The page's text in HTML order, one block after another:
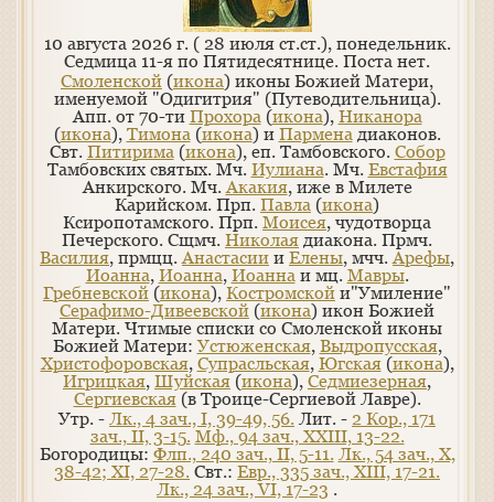
10 августа 2026 г. ( 28 июля ст.ст.), понедельник.
Седмица 11-я по Пятидесятнице. Поста нет.
Смоленской (икона) иконы Божией Матери,
именуемой "Одигитрия" (Путеводительница).
Апп. от 70-ти Прохора (икона), Никанора
(икона), Тимона (икона) и Пармена диаконов.
Свт. Питирима (икона), еп. Тамбовского. Собор
Тамбовских святых. Мч. Иулиана. Мч. Евстафия
Анкирского. Мч. Акакия, иже в Милете
Карийском. Прп. Павла (икона)
Ксиропотамского. Прп. Моисея, чудотворца
Печерского. Сщмч. Николая диакона. Прмч.
Василия, прмцц. Анастасии и Елены, мчч. Арефы,
Иоанна, Иоанна, Иоанна и мц. Мавры.
Гребневской (икона), Костромской и"Умиление"
Серафимо-Дивеевской (икона) икон Божией
Матери. Чтимые списки со Смоленской иконы
Божией Матери:Устюженская, Выдропусская,
Христофоровская, Супрасльская, Югская(икона),
Игрицкая, Шуйская (икона), Седмиезерная,
Сергиевская(в Троице-Сергиевой Лавре).
Утр. - Лк., 4 зач., I, 39-49, 56. Лит. - 2 Кор., 171
зач., II, 3-15. Мф., 94 зач., XXIII, 13-22.
Богородицы: Флп., 240 зач., II, 5-11. Лк., 54 зач., X,
38-42; XI, 27-28. Свт.: Евр., 335 зач., XIII, 17-21.
Лк., 24 зач., VI, 17-23 .